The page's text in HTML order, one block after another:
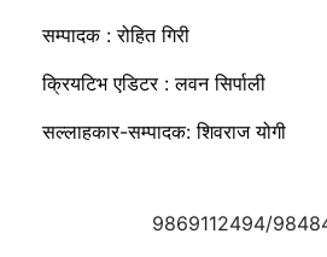
सम्पादक : रोहित गिरी
क्रियटिभ एडिटर : लवन सिर्पाली
सल्लाहकार-सम्पादक: शिवराज योगी
9869112494/